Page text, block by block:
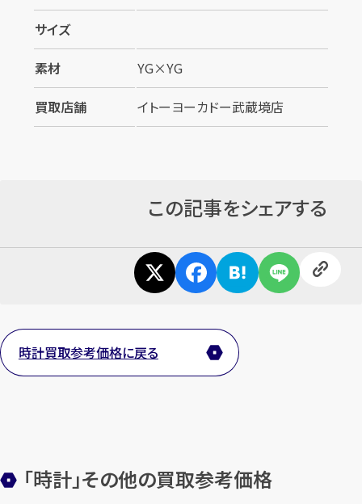
サイズ
素材
YG×YG
買取店舗
イトーヨーカドー武蔵境店
この記事をシェアする
時計買取参考価格に戻る
「時計」その他の買取参考価格